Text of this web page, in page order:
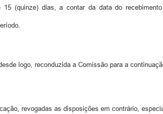
(quinze) dias, a contar da data do
logo, reconduzida a Comissão para a
revogadas as disposições em contrário,